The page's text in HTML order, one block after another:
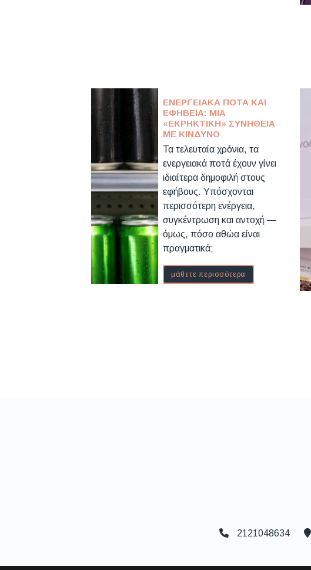
ΕΝΕΡΓΕΙΑΚΆ ΠΟΤΆ ΚΑΙ
ΕΦΗΒΕΊΑ: ΜΙΑ
«ΕΚΡΗΚΤΙΚΉ» ΣΥΝΉΘΕΙΑ
ΜΕ ΚΊΝΔΥΝΟ
Τα τελευταία χρόνια, τα
ενεργειακά ποτά έχουν γίνει
ιδιαίτερα δημοφιλή στους
εφήβους. Υπόσχονται
περισσότερη ενέργεια,
συγκέντρωση και αντοχή —
όμως, πόσο αθώα είναι
πραγματικά;
μάθετε περισσότερα
2121048634